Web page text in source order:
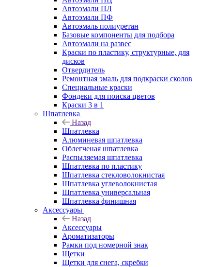
Автоэмали ПЛ
Автоэмали ПФ
Автоэмаль полиуретан
Базовые компоненты для подбора
Автоэмали на развес
Краски по пластику, структурные, для
дисков
Отвердитель
Ремонтная эмаль для подкраски сколов
Специальные краски
Фондеки для поиска цветов
Краски 3 в 1
Шпатлевка
Назад
Шпатлевка
Алюминевая шпатлевка
Облегченая шпатлевка
Распыляемая шпатлевка
Шпатлевка по пластику
Шпатлевка стекловолокнистая
Шпатлевка углеволокнистая
Шпатлевка универсальная
Шпатлевка финишная
Аксессуары
Назад
Аксессуары
Ароматизаторы
Рамки под номерной знак
Щетки
Щетки для снега, скребки